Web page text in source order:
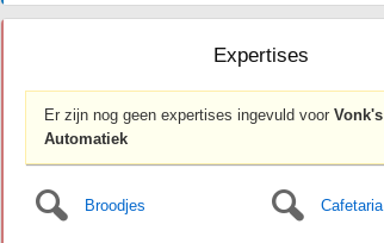
Expertises
Er zijn nog geen expertises ingevuld voor Vonk's
Automatiek
Broodjes Cafetaria